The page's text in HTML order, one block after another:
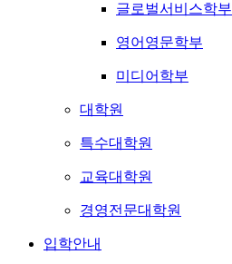
글로벌서비스학부
영어영문학부
미디어학부
대학원
특수대학원
교육대학원
경영전문대학원
입학안내